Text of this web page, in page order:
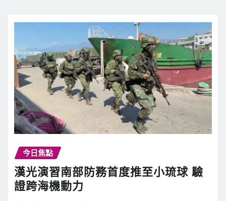
今日焦點
漢光演習南部防務首度推至小琉球 驗
證跨海機動力